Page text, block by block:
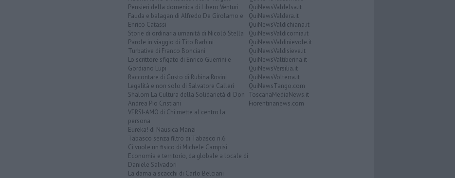
Pensieri della domenica di Libero Venturi
Fauda e balagan di Alfredo De Girolamo e
Enrico Catassi
Storie di ordinaria umanità di Nicolò Stella
Parole in viaggio di Tito Barbini
Turbative di Franco Bonciani
Lo scrittore sfigato di Enrico Guerrini e
Gordiano Lupi
Raccontare di Gusto di Rubina Rovini
Legalità e non solo di Salvatore Calleri
Shalom La Cultura della Solidarietà di Don
Andrea Pio Cristiani
VERSI-AMO di Chi mette al centro la
persona
Eureka! di Nausica Manzi
Tabasco senza filtro di Tabasco n.6
Ci vuole un fisico di Michele Campisi
Economia e territorio, da globale a locale di
Daniele Salvadori
La dama a scacchi di Carlo Belciani
QuiNewsValdelsa.it
QuiNewsValdera.it
QuiNewsValdichiana.it
QuiNewsValdicornia.it
QuiNewsValdinievole.it
QuiNewsValdisieve.it
QuiNewsValtiberina.it
QuiNewsVersilia.it
QuiNewsVolterra.it
QuiNewsTango.com
ToscanaMediaNews.it
Fiorentinanews.com